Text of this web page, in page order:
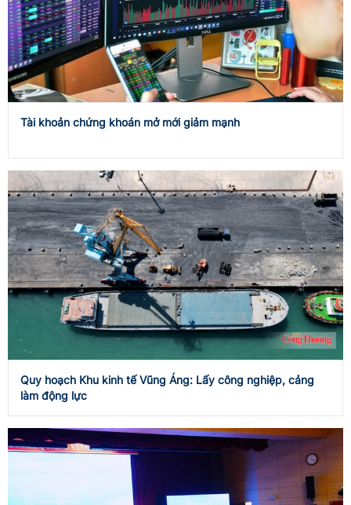
Tài khoản chứng khoán mở mới giảm mạnh
Quy hoạch Khu kinh tế Vũng Áng: Lấy công nghiệp, cảng
làm động lực